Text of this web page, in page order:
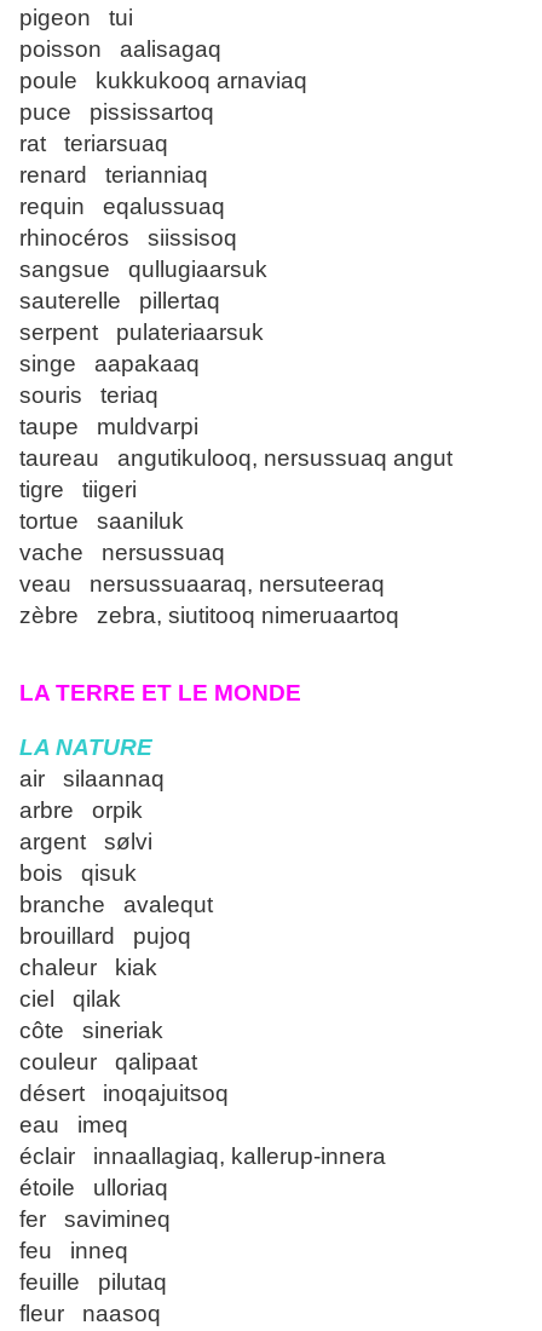
pigeon tui
poisson aalisagaq
poule kukkukooq arnaviaq
puce pississartoq
rat teriarsuaq
renard terianniaq
requin eqalussuaq
rhinocéros siissisoq
sangsue qullugiaarsuk
sauterelle pillertaq
serpent pulateriaarsuk
singe aapakaaq
souris teriaq
taupe muldvarpi
taureau angutikulooq, nersussuaq angut
tigre tiigeri
tortue saaniluk
vache nersussuaq
veau nersussuaaraq, nersuteeraq
zèbre zebra, siutitooq nimeruaartoq
LA TERRE ET LE MONDE
LA NATURE
air silaannaq
arbre orpik
argent sølvi
bois qisuk
branche avalequt
brouillard pujoq
chaleur kiak
ciel qilak
côte sineriak
couleur qalipaat
désert inoqajuitsoq
eau imeq
éclair innaallagiaq, kallerup-innera
étoile ulloriaq
fer savimineq
feu inneq
feuille pilutaq
fleur naasoq